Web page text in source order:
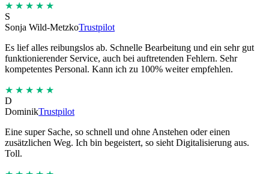
★★★★★
S
Sonja Wild-MetzkoTrustpilot
Es lief alles reibungslos ab. Schnelle Bearbeitung und ein sehr gut
funktionierender Service, auch bei auftretenden Fehlern. Sehr
kompetentes Personal. Kann ich zu 100% weiter empfehlen.
★★★★★
D
DominikTrustpilot
Eine super Sache, so schnell und ohne Anstehen oder einen
zusätzlichen Weg. Ich bin begeistert, so sieht Digitalisierung aus.
Toll.